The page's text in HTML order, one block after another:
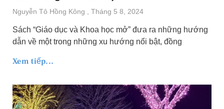
Nguyễn Tô Hồng Kông Tháng 5 8, 2024
Sách “Giáo dục và Khoa học mở” đưa ra những hướng
dẫn về một trong những xu hướng nổi bật, đồng
Xem tiếp...